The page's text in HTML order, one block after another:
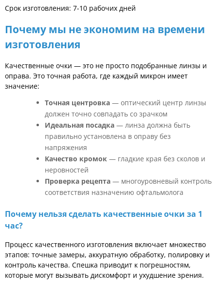
Срок изготовления: 7-10 рабочих дней
Почему мы не экономим на времени
изготовления
Качественные очки — это не просто подобранные линзы и
оправа. Это точная работа, где каждый микрон имеет
значение:
Точная центровка — оптический центр линзы
должен точно совпадать со зрачком
Идеальная посадка — линза должна быть
правильно установлена в оправу без
напряжения
Качество кромок — гладкие края без сколов и
неровностей
Проверка рецепта — многоуровневый контроль
соответствия назначению офтальмолога
Почему нельзя сделать качественные очки за 1
час?
Процесс качественного изготовления включает множество
этапов: точные замеры, аккуратную обработку, полировку и
контроль качества. Спешка приводит к погрешностям,
которые могут вызывать дискомфорт и ухудшение зрения.